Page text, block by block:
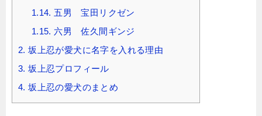
1.14. 五男 宝田リクゼン
1.15. 六男 佐久間ギンジ
2. 坂上忍が愛犬に名字を入れる理由
3. 坂上忍プロフィール
4. 坂上忍の愛犬のまとめ